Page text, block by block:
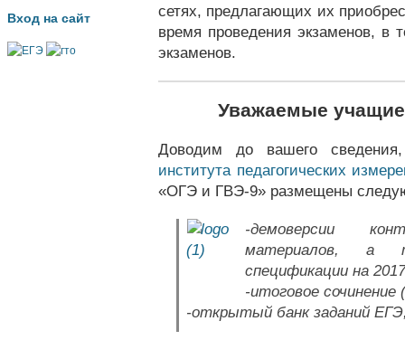
Вход на сайт
сетях, предлагающих их
время проведения экзаменов, в
экзаменов.
Уважаемые
Доводим до вашего
института педагогических
«ОГЭ и ГВЭ-9» размещены
-демоверсии
материалов, а
спецификации на
-итоговое сочинение
-открытый банк заданий